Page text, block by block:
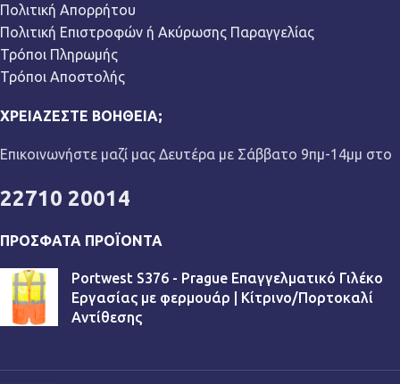
Πολιτική Απορρήτου
Πολιτική Επιστροφών ή Ακύρωσης Παραγγελίας
Τρόποι Πληρωμής
Τρόποι Αποστολής
ΧΡΕΙΆΖΕΣΤΕ ΒΟΉΘΕΙΑ;
Επικοινωνήστε μαζί μας Δευτέρα με Σάββατο 9πμ-14μμ στο
22710 20014
ΠΡΌΣΦΑΤΑ ΠΡΟΪΌΝΤΑ
Portwest S376 - Prague Επαγγελματικό Γιλέκο
Εργασίας με φερμουάρ | Κίτρινο/Πορτοκαλί
Αντίθεσης